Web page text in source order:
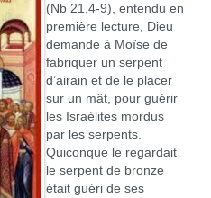
(Nb 21,4-9), entendu en
première lecture, Dieu
demande à Moïse de
fabriquer un serpent
d’airain et de le placer
sur un mât, pour guérir
les Israélites mordus
par les serpents.
Quiconque le regardait
le serpent de bronze
était guéri de ses